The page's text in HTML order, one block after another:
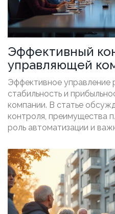
Эффективный
управляющей
Эффективное управление
стабильность и
компании. В статье
контроля, преимущества
роль автоматизации и